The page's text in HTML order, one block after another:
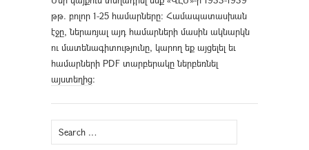
թթ. բոլոր 1-25 համարները։ Համապատասխան
էջը, ներառյալ այդ համարների մասին ակնարկն
ու մատենագիտությունը, կարող եք այցելել եւ
համարների PDF տարբերակը ներբեռնել
այստեղից։
Search
for: